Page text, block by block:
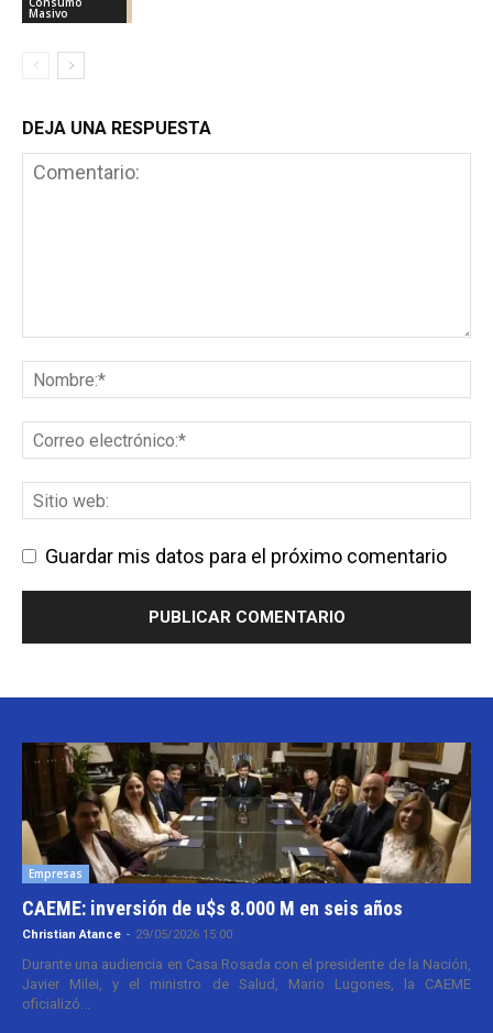
Masivo
DEJA UNA RESPUESTA
Guardar mis datos para el próximo comentario
Empresas
CAEME: inversión de u$s 8.000 M en seis años
Christian Atance - 29/05/2026 15:00
Durante una audiencia en Casa Rosada con el presidente de la Nación,
Javier Milei, y el ministro de Salud, Mario Lugones, la CAEME
oficializó...